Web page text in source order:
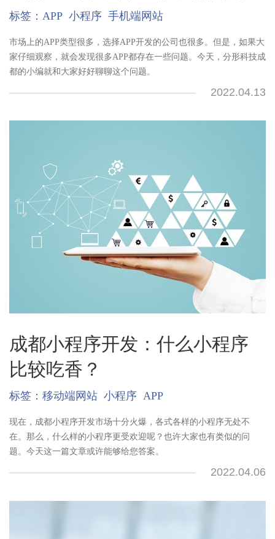
标签： APP 小程序 手机端网站
市场上的APP类型很多，选择APP开发的公司也很多。但是，如果大
家仔细观察，就会发现很多APP都存在一些问题。今天，分形科技成
都的小编就和大家好好聊聊这个问题。
2022.04.13
成都小程序开发：什么小程序
比较吃香？
标签： 移动端网站 小程序 APP
现在，成都小程序开发市场十分火爆，各式各样的小程序无处不
在。那么，什么样的小程序更受欢迎呢？也许大家也有类似的问
题。今天这一篇文章或许能够给您答案。
2022.04.06